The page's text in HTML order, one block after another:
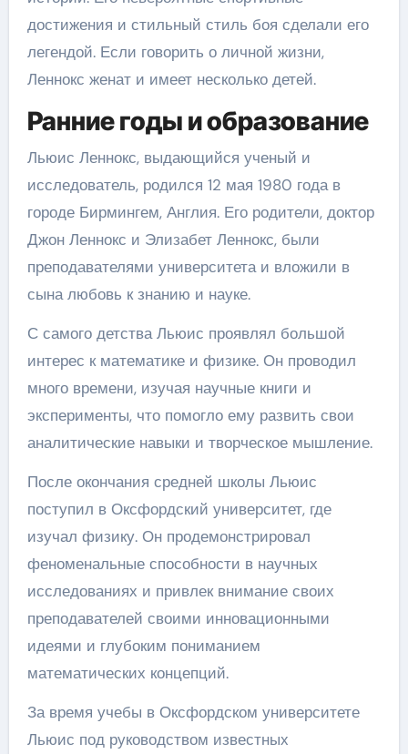
достижения и стильный стиль боя сделали его
легендой. Если говорить о личной жизни,
Леннокс женат и имеет несколько детей.
Ранние годы и образование
Льюис Леннокс, выдающийся ученый и
исследователь, родился 12 мая 1980 года в
городе Бирмингем, Англия. Его родители, доктор
Джон Леннокс и Элизабет Леннокс, были
преподавателями университета и вложили в
сына любовь к знанию и науке.
С самого детства Льюис проявлял большой
интерес к математике и физике. Он проводил
много времени, изучая научные книги и
эксперименты, что помогло ему развить свои
аналитические навыки и творческое мышление.
После окончания средней школы Льюис
поступил в Оксфордский университет, где
изучал физику. Он продемонстрировал
феноменальные способности в научных
исследованиях и привлек внимание своих
преподавателей своими инновационными
идеями и глубоким пониманием
математических концепций.
За время учебы в Оксфордском университете
Льюис под руководством известных